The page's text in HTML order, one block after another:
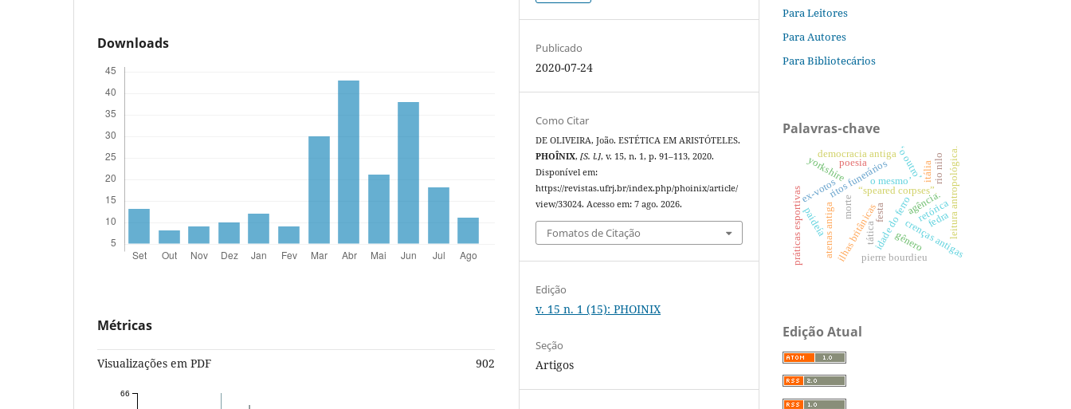
Downloads
Métricas
Visualizações em PDF 902
66
Publicado
2020-07-24
Como Citar
DE OLIVEIRA, João. ESTÉTICA EM ARISTÓTELES.
PHOÎNIX,[S. l.], v. 15, n. 1, p. 91–113, 2020.
Disponível em:
https://revistas.ufrj.br/index.php/phoinix/article/
view/33024. Acesso em: 7 ago. 2026.
Fomatos de Citação
Edição
v. 15 n. 1 (15): PHOINIX
Seção
Artigos
Para Leitores
Para Autores
Para Bibliotecários
Palavras-chave
ritos funerários
idade do ferro
ilhas britânicas
yorkshire
“speared corpses”.
o mesmo’‘o outro’
morte
crenças antigas
leitura antropológica.
atenas antiga pierre bourdieu
democracia antiga
ex-votos
itália
agência.
práticas esportivaspaideía tática gênero
rio nilo
retórica
festa fedra
poesia
Edição Atual